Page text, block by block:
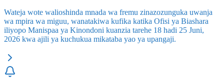
Wateja wote walioshinda mnada wa fremu zinazozunguka uwanja
wa mpira wa miguu, wanatakiwa kufika katika Ofisi ya Biashara
iliyopo Manispaa ya Kinondoni kuanzia tarehe 18 hadi 25 Juni,
2026 kwa ajili ya kuchukua mikataba yao ya upangaji.